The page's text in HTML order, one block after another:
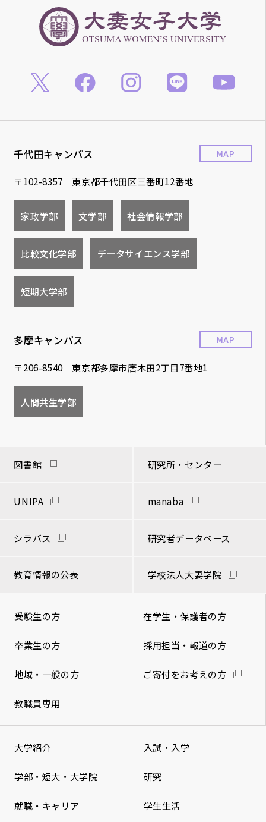
千代田キャンパス
〒102-8357 東京都千代田区三番町12番地
MAP
家政学部 文学部 社会情報学部
比較文化学部 データサイエンス学部
短期大学部
多摩キャンパス
〒206-8540 東京都多摩市唐木田2丁目7番地1
MAP
人間共生学部
図書館 研究所・センター
UNIPA manaba
シラバス 研究者データベース
教育情報の公表 学校法人大妻学院
受験生の方 在学生・保護者の方
卒業生の方 採用担当・報道の方
地域・一般の方 ご寄付をお考えの方
教職員専用
大学紹介 入試・入学
学部・短大・大学院 研究
就職・キャリア 学生生活